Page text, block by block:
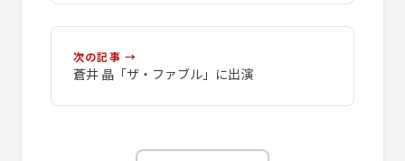
次の記事 →
蒼井 晶「ザ・ファブル」に出演